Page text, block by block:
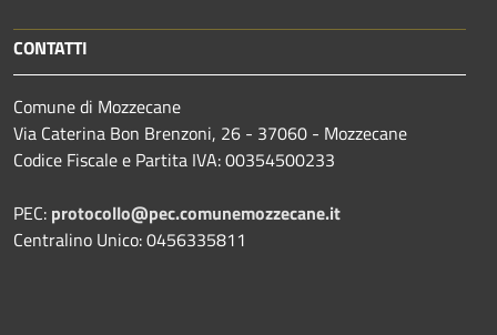
CONTATTI
Comune di Mozzecane
Via Caterina Bon Brenzoni, 26 - 37060 - Mozzecane
Codice Fiscale e Partita IVA: 00354500233
PEC: protocollo@pec.comunemozzecane.it
Centralino Unico: 0456335811